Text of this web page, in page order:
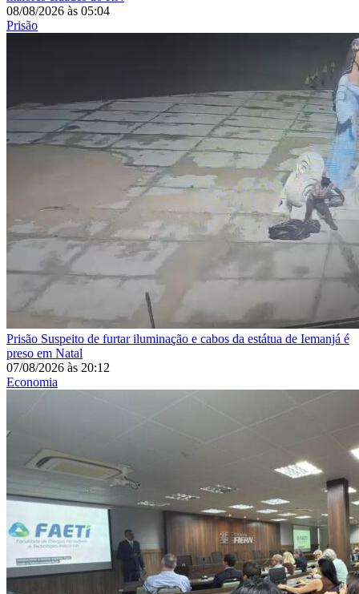
08/08/2026 às 05:04
Prisão
Prisão Suspeito de furtar iluminação e cabos da estátua de Iemanjá é
preso em Natal
07/08/2026 às 20:12
Economia